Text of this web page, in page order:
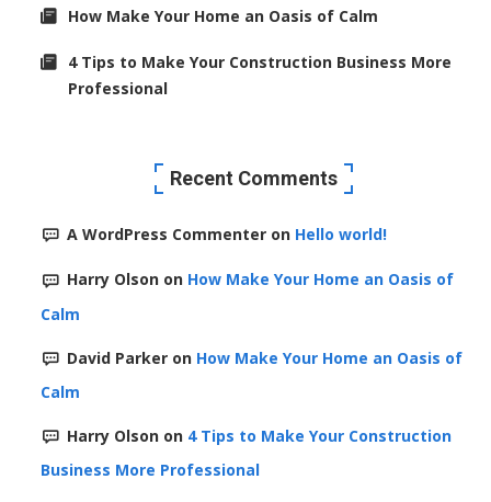
How Make Your Home an Oasis of Calm
4 Tips to Make Your Construction Business More
Professional
Recent Comments
A WordPress Commenter on Hello world!
Harry Olson on How Make Your Home an Oasis of
Calm
David Parker on How Make Your Home an Oasis of
Calm
Harry Olson on 4 Tips to Make Your Construction
Business More Professional